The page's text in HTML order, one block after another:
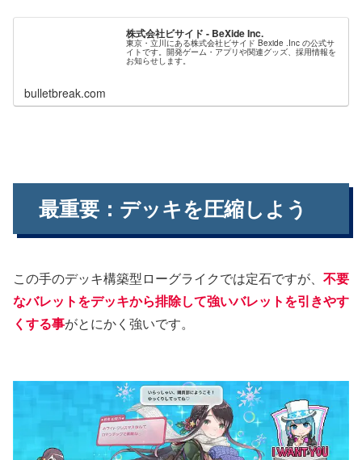
株式会社ビサイド - BeXide Inc.
東京・立川にある株式会社ビサイド Bexide .Inc の公式サ
イトです。開発ゲーム・アプリや関連グッズ、採用情報を
お知らせします。
bulletbreak.com
最重要：デッキを圧縮しよう
この手のデッキ構築型ローグライクでは定石ですが、 不要
なバレットをデッキから排除して強いバレットを引きやす
くする事がとにかく強いです。